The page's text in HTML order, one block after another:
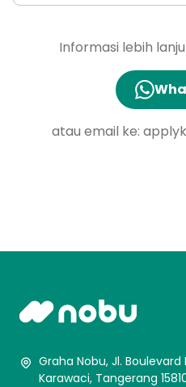
Informasi lebih
atau email ke:
Graha Nobu, Jl. Boulevard
Karawaci, Tangerang